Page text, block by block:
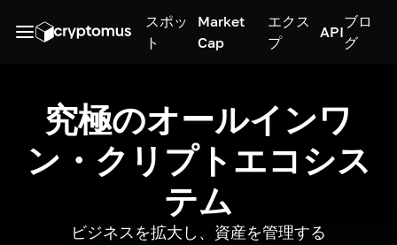
スポッ
ト
Market
Cap
エクス
プ
API
ブロ
グ
究極のオールインワ
ン・クリプトエコシス
テム
ビジネスを拡大し、資産を管理する